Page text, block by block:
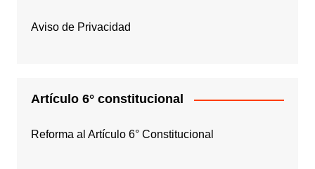
Aviso de Privacidad
Artículo 6° constitucional
Reforma al Artículo 6° Constitucional